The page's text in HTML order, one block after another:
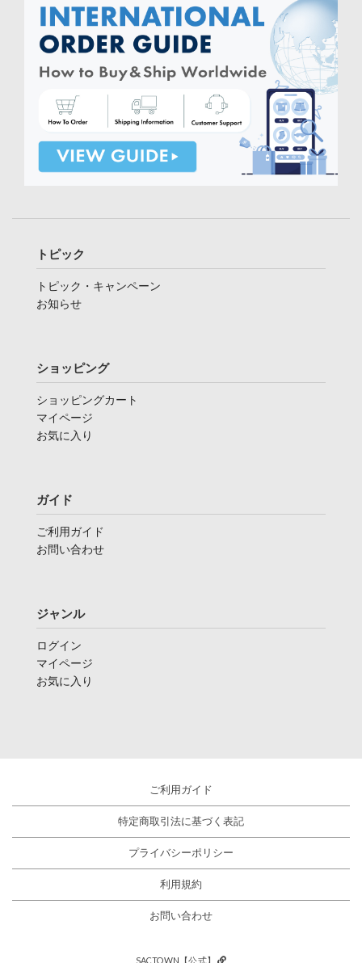
トピック
トピック・キャンペーン
お知らせ
ショッピング
ショッピングカート
マイページ
お気に入り
ガイド
ご利用ガイド
お問い合わせ
ジャンル
ログイン
マイページ
お気に入り
ご利用ガイド
特定商取引法に基づく表記
プライバシーポリシー
利用規約
お問い合わせ
SACTOWN【公式】